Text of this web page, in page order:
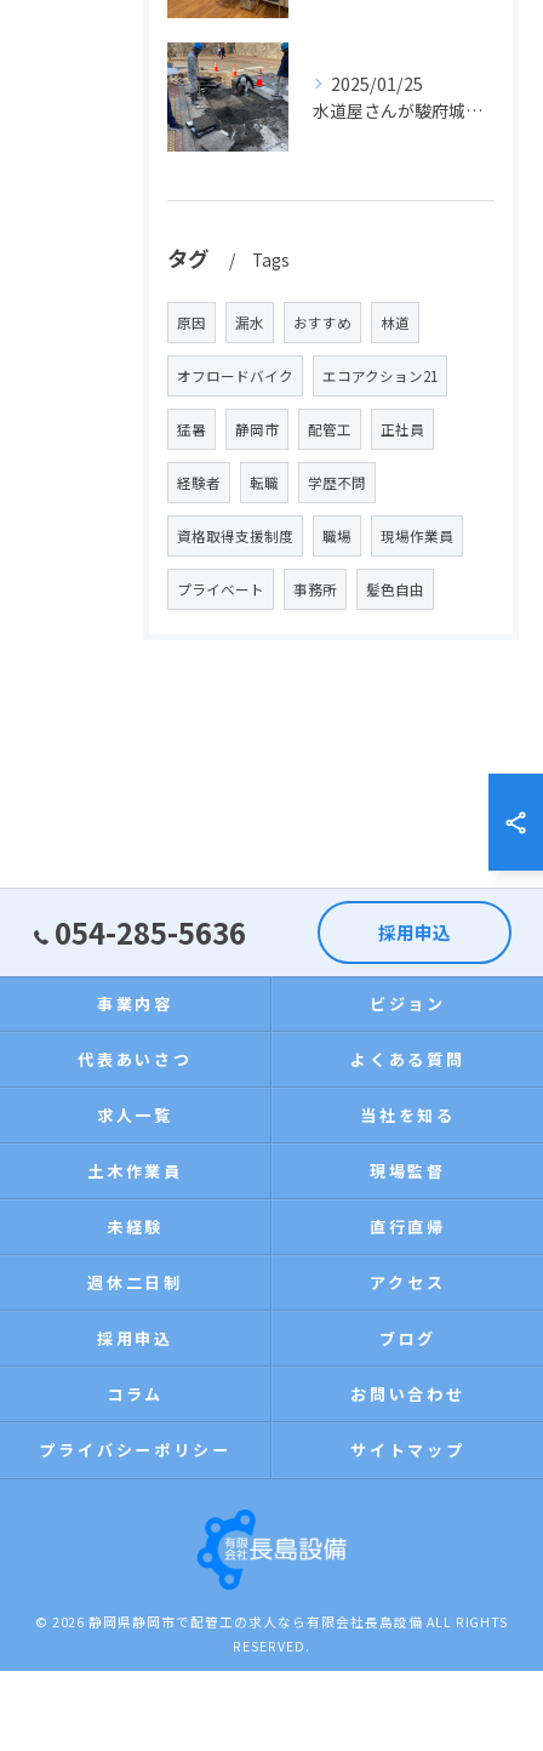
2025/01/25
水道屋さんが駿府城で文化財発見！
タグ Tags
原因 漏水 おすすめ 林道
オフロードバイク エコアクション21
猛暑 静岡市 配管工 正社員
経験者 転職 学歴不問
資格取得支援制度 職場 現場作業員
プライベート 事務所 髪色自由
054-285-5636 採用申込
事業内容 ビジョン
代表あいさつ よくある質問
求人一覧 当社を知る
土木作業員 現場監督
未経験 直行直帰
週休二日制 アクセス
採用申込 ブログ
コラム お問い合わせ
プライバシーポリシー サイトマップ
© 2026 静岡県静岡市で配管工の求人なら有限会社長島設備 ALL RIGHTS
RESERVED.